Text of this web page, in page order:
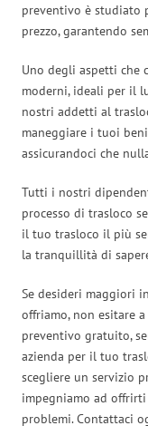
preventivo è
prezzo, garantendo
Uno degli aspetti che
moderni, ideali per il
nostri addetti al
maneggiare i tuoi
assicurandoci che
Tutti i nostri
processo di trasloco
il tuo trasloco il più
la tranquillità di
Se desideri maggiori
offriamo, non esitare
preventivo gratuito,
azienda per il tuo
scegliere un servizio
impegniamo ad offrirti
problemi. Contattaci